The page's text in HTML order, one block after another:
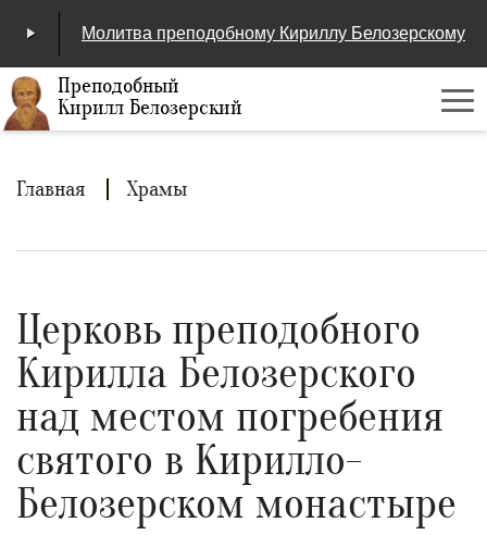
00:00 04:25
Молитва преподобному Кириллу Белозерскому
Преподобный
Кирилл Белозерский
Строка
навигации
Главная Храмы
Церковь преподобного
Кирилла Белозерского
над местом погребения
святого в Кирилло-
Белозерском монастыре